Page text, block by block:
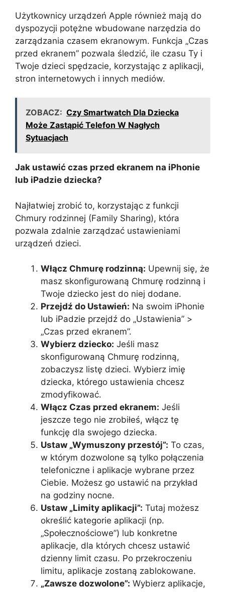
Użytkownicy urządzeń Apple również mają do
dyspozycji potężne wbudowane narzędzia do
zarządzania czasem ekranowym. Funkcja „Czas
przed ekranem” pozwala śledzić, ile czasu Ty i
Twoje dzieci spędzacie, korzystając z aplikacji,
stron internetowych i innych mediów.
ZOBACZ: Czy Smartwatch Dla Dziecka
Może Zastąpić Telefon W Nagłych
Sytuacjach
Jak ustawić czas przed ekranem na iPhonie
lub iPadzie dziecka?
Najłatwiej zrobić to, korzystając z funkcji
Chmury rodzinnej (Family Sharing), która
pozwala zdalnie zarządzać ustawieniami
urządzeń dzieci.
Włącz Chmurę rodzinną: Upewnij się, że
masz skonfigurowaną Chmurę rodzinną i
Twoje dziecko jest do niej dodane.
Przejdź do Ustawień: Na swoim iPhonie
lub iPadzie przejdź do „Ustawienia” >
„Czas przed ekranem”.
Wybierz dziecko: Jeśli masz
skonfigurowaną Chmurę rodzinną,
zobaczysz listę dzieci. Wybierz imię
dziecka, którego ustawienia chcesz
zmodyfikować.
Włącz Czas przed ekranem: Jeśli
jeszcze tego nie zrobiłeś, włącz tę
funkcję dla swojego dziecka.
Ustaw „Wymuszony przestój”: To czas,
w którym dozwolone są tylko połączenia
telefoniczne i aplikacje wybrane przez
Ciebie. Możesz go ustawić na przykład
na godziny nocne.
Ustaw „Limity aplikacji”: Tutaj możesz
określić kategorie aplikacji (np.
„Społecznościowe”) lub konkretne
aplikacje, dla których chcesz ustawić
dzienny limit czasu. Po przekroczeniu
limitu, aplikacje zostaną zablokowane.
„Zawsze dozwolone”: Wybierz aplikacje,